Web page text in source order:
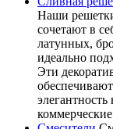
Наши
сочетают в
латунных,
идеально
Эти